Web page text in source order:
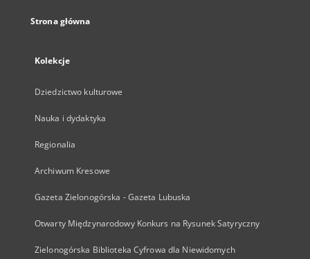
Strona główna
Kolekcje
Dziedzictwo kulturowe
Nauka i dydaktyka
Regionalia
Archiwum Kresowe
Gazeta Zielonogórska - Gazeta Lubuska
Otwarty Międzynarodowy Konkurs na Rysunek Satyryczny
Zielonogórska Biblioteka Cyfrowa dla Niewidomych